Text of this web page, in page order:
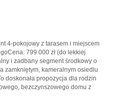
4-pokojowy z tarasem i miejscem
799 000 zł (do lekkiej
i zadbany segment środkowy o
zamkniętym, kameralnym osiedlu
doskonała propozycja dla rodzin
bezczynszowego domu z